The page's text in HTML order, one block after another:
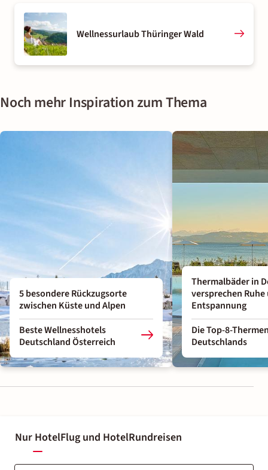
Wellnessurlaub Thüringer Wald
Noch mehr Inspiration zum Thema
5 besondere Rückzugsorte
zwischen Küste und Alpen
Beste Wellnesshotels
Deutschland Österreich
Thermalbäder in
versprechen Ruhe
Entspannung
Die Top-8-
Deutschlands
Nur HotelFlug und HotelRundreisen